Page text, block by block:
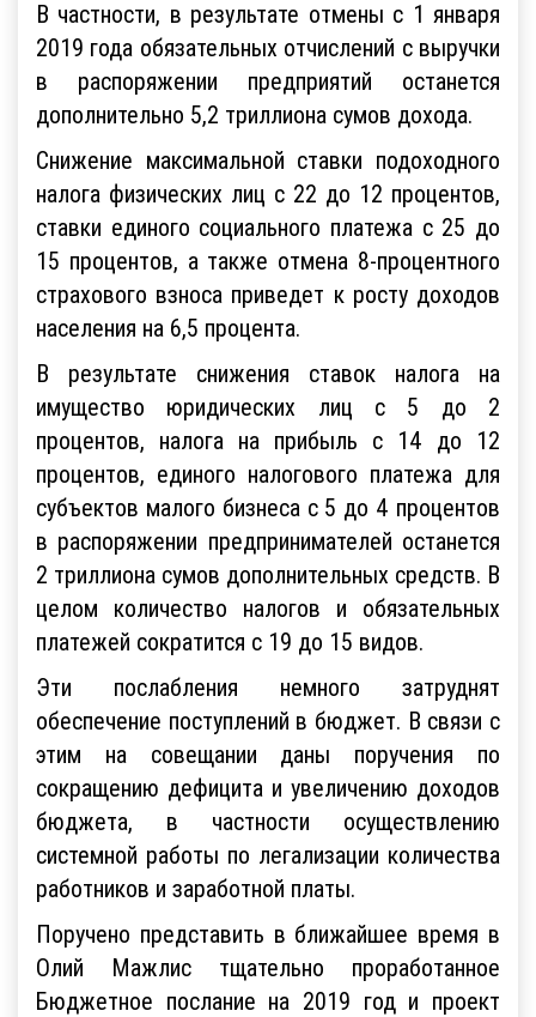
В частности, в результате отмены с 1 января
2019 года обязательных отчислений с выручки
в распоряжении предприятий останется
дополнительно 5,2 триллиона сумов дохода.
Снижение максимальной ставки подоходного
налога физических лиц с 22 до 12 процентов,
ставки единого социального платежа с 25 до
15 процентов, а также отмена 8-процентного
страхового взноса приведет к росту доходов
населения на 6,5 процента.
В результате снижения ставок налога на
имущество юридических лиц с 5 до 2
процентов, налога на прибыль с 14 до 12
процентов, единого налогового платежа для
субъектов малого бизнеса с 5 до 4 процентов
в распоряжении предпринимателей останется
2 триллиона сумов дополнительных средств. В
целом количество налогов и обязательных
платежей сократится с 19 до 15 видов.
Эти послабления немного затруднят
обеспечение поступлений в бюджет. В связи с
этим на совещании даны поручения по
сокращению дефицита и увеличению доходов
бюджета, в частности осуществлению
системной работы по легализации количества
работников и заработной платы.
Поручено представить в ближайшее время в
Олий Мажлис тщательно проработанное
Бюджетное послание на 2019 год и проект